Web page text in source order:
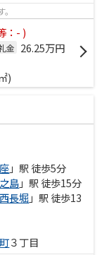
：- )
金 26.25万円
)
」駅 徒歩5分
島」駅 徒歩15分
西長堀」駅 徒歩13
３丁目